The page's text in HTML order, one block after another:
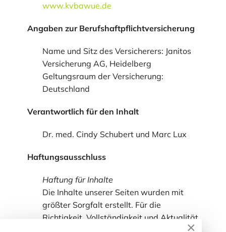
www.kvbawue.de
Angaben zur Berufshaftpflichtversicherung
Name und Sitz des Versicherers: Janitos
Versicherung AG, Heidelberg
Geltungsraum der Versicherung:
Deutschland
Verantwortlich für den Inhalt
Dr. med. Cindy Schubert und Marc Lux
Haftungsausschluss
Haftung für Inhalte
Die Inhalte unserer Seiten wurden mit
größter Sorgfalt erstellt. Für die
Richtigkeit, Vollständigkeit und Aktualität
×